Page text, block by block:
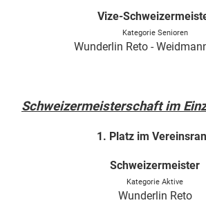
Vize-
Kategorie Senioren
Wunderlin Reto -
Schweizermeisterschaft im
1. Platz im
Schweizermeister
Kategorie Aktive
Wunderlin Reto